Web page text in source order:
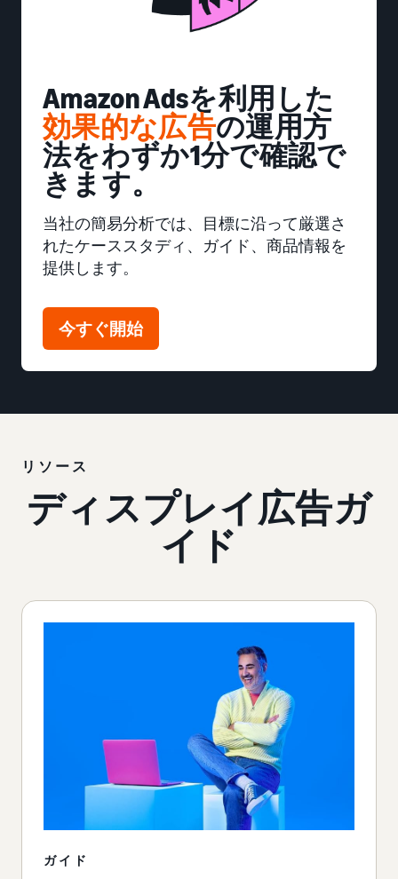
Amazon Adsを利用した
効果的な広告の運用方
法をわずか1分で確認で
きます。
当社の簡易分析では、目標に沿って厳選さ
れたケーススタディ、ガイド、商品情報を
提供します。
今すぐ開始
リソース
ディスプレイ広告ガ
イド
ガイド